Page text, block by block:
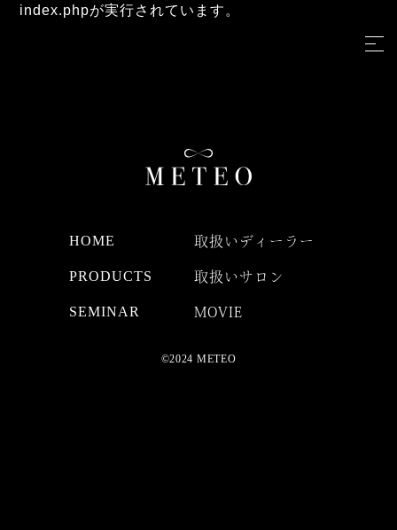
index.phpが実行されています。
HOME
PRODUCTS
SEMINAR
取扱いディーラー
取扱いサロン
MOVIE
©2024 METEO